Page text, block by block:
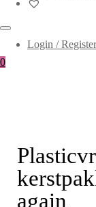
Login / Register
0
again